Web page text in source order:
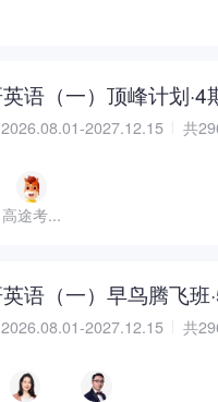
语（一）顶峰计划·4
2026.08.01-2027.12.15 共
高途考...
语（一）早鸟腾飞班
2026.08.01-2027.12.15 共